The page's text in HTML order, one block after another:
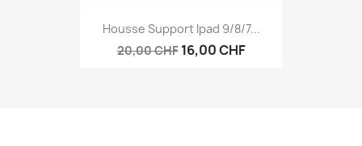
Housse Support Ipad 9/8/7...
20,00 CHF 16,00 CHF